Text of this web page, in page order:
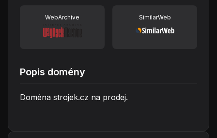
WebArchive SimilarWeb
Popis domény
Doména strojek.cz na prodej.